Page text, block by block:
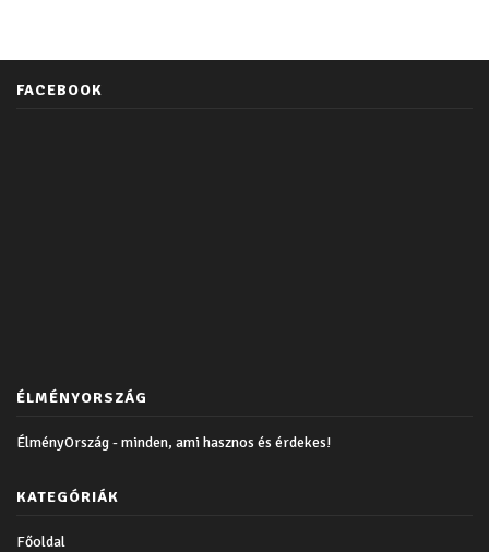
FACEBOOK
ÉLMÉNYORSZÁG
ÉlményOrszág - minden, ami hasznos és érdekes!
KATEGÓRIÁK
Főoldal